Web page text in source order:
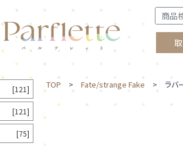
TOP > Fate/strange Fake > ラバー
[121]
[121]
[75]